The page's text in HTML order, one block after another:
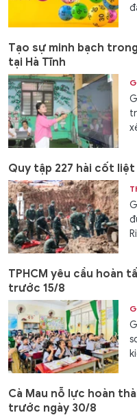
Tạo sự minh bạch
tại Hà Tĩnh
Quy tập 227 hài cốt
TPHCM yêu cầu hoàn
trước 15/8
Cà Mau nỗ lực hoàn
trước ngày 30/8